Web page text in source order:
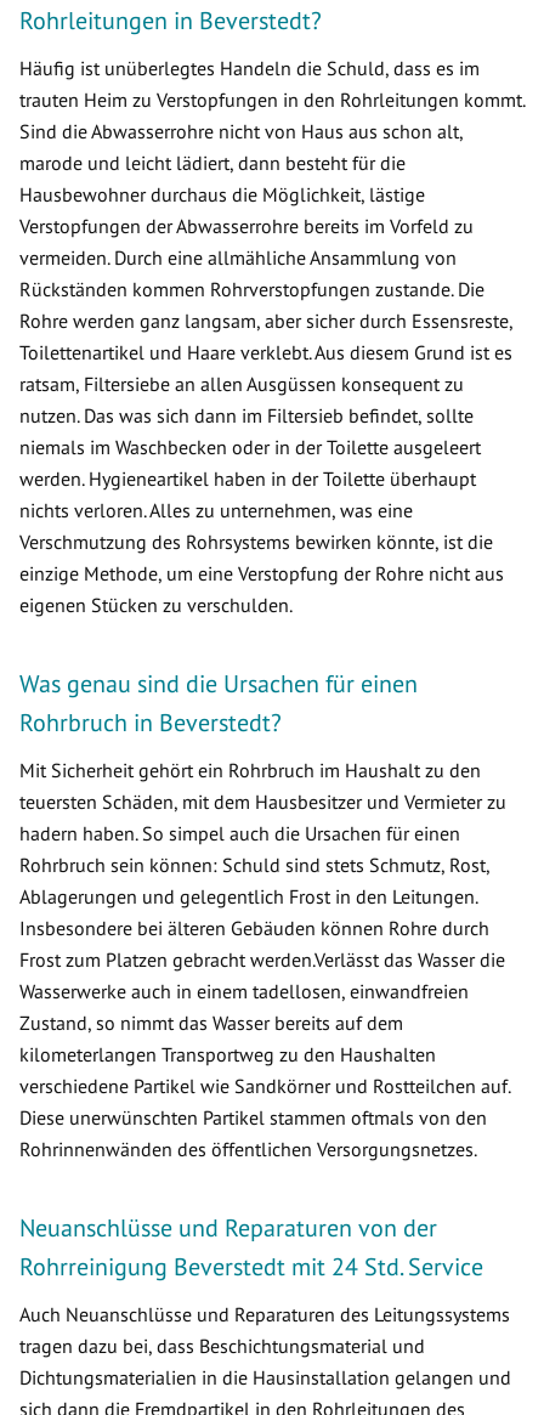
Rohrleitungen in Beverstedt?
Häufig ist unüberlegtes Handeln die Schuld, dass es im
trauten Heim zu Verstopfungen in den Rohrleitungen kommt.
Sind die Abwasserrohre nicht von Haus aus schon alt,
marode und leicht lädiert, dann besteht für die
Hausbewohner durchaus die Möglichkeit, lästige
Verstopfungen der Abwasserrohre bereits im Vorfeld zu
vermeiden. Durch eine allmähliche Ansammlung von
Rückständen kommen Rohrverstopfungen zustande. Die
Rohre werden ganz langsam, aber sicher durch Essensreste,
Toilettenartikel und Haare verklebt. Aus diesem Grund ist es
ratsam, Filtersiebe an allen Ausgüssen konsequent zu
nutzen. Das was sich dann im Filtersieb befindet, sollte
niemals im Waschbecken oder in der Toilette ausgeleert
werden. Hygieneartikel haben in der Toilette überhaupt
nichts verloren. Alles zu unternehmen, was eine
Verschmutzung des Rohrsystems bewirken könnte, ist die
einzige Methode, um eine Verstopfung der Rohre nicht aus
eigenen Stücken zu verschulden.
Was genau sind die Ursachen für einen
Rohrbruch in Beverstedt?
Mit Sicherheit gehört ein Rohrbruch im Haushalt zu den
teuersten Schäden, mit dem Hausbesitzer und Vermieter zu
hadern haben. So simpel auch die Ursachen für einen
Rohrbruch sein können: Schuld sind stets Schmutz, Rost,
Ablagerungen und gelegentlich Frost in den Leitungen.
Insbesondere bei älteren Gebäuden können Rohre durch
Frost zum Platzen gebracht werden.Verlässt das Wasser die
Wasserwerke auch in einem tadellosen, einwandfreien
Zustand, so nimmt das Wasser bereits auf dem
kilometerlangen Transportweg zu den Haushalten
verschiedene Partikel wie Sandkörner und Rostteilchen auf.
Diese unerwünschten Partikel stammen oftmals von den
Rohrinnenwänden des öffentlichen Versorgungsnetzes.
Neuanschlüsse und Reparaturen von der
Rohrreinigung Beverstedt mit 24 Std. Service
Auch Neuanschlüsse und Reparaturen des Leitungssystems
tragen dazu bei, dass Beschichtungsmaterial und
Dichtungsmaterialien in die Hausinstallation gelangen und
sich dann die Fremdpartikel in den Rohrleitungen des